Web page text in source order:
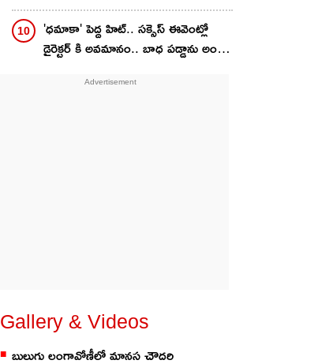
వ్యాలిడిటీ, డేటా బెనిఫిట్స్ ఒకటేనా?
'ధమాకా' పెద్ద హిట్.. సక్సెస్ ఈవెంట్లో
డైరెక్టర్ కి అవమానం.. బాధ పడ్డాను అంటూ
Gallery & Videos
బులుగు లంగావోణీలో మానస చౌదరి